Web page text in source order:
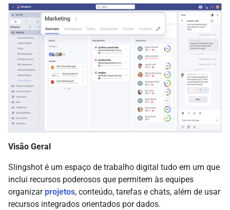
Visão Geral
Slingshot é um espaço de trabalho digital tudo em um que
inclui recursos poderosos que permitem às equipes
organizarprojetos, conteúdo, tarefas e chats, além de usar
recursos integrados orientados por dados.